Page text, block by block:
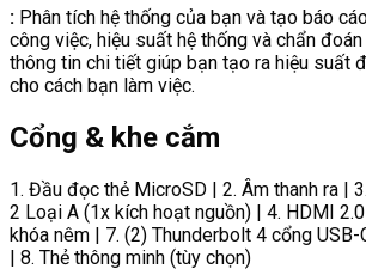
: Phân tích hệ thống của bạn và tạo báo
công việc, hiệu suất hệ thống và chẩn
thông tin chi tiết giúp bạn tạo ra hiệu suất
cho cách bạn làm việc.
Cổng & khe cắm
1. Đầu đọc thẻ MicroSD | 2. Âm thanh ra |
2 Loại A (1x kích hoạt nguồn) | 4. HDMI
khóa nêm | 7. (2) Thunderbolt 4 cổng
| 8. Thẻ thông minh (tùy chọn)